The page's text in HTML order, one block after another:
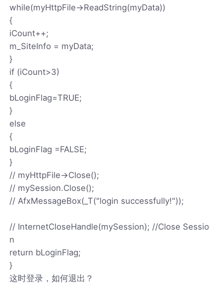
while(myHttpFile->ReadString(myData))
{
iCount++;
m_SiteInfo = myData;
}
if (iCount>3)
{
bLoginFlag=TRUE;
}
else
{
bLoginFlag =FALSE;
}
// myHttpFile->Close();
// mySession.Close();
// AfxMessageBox(_T("login successfully!"));
// InternetCloseHandle(mySession); //Close Sessio
n
return bLoginFlag;
}
这时登录，如何退出？